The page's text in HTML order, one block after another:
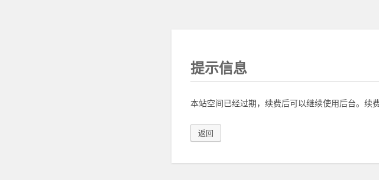
提示信息
本站空间已经过期，续费后可以继续使用后台。续
返回